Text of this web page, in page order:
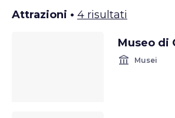
Attrazioni • 4 risultati
Museo di
account_balance Musei